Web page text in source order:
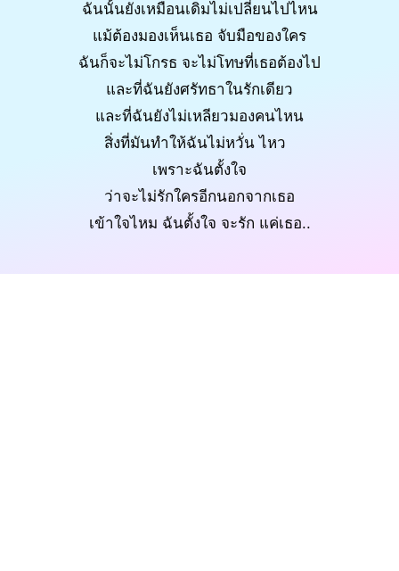
ฉันนั้นยังเหมือนเดิมไม่เปลี่ยนไปไหน
แม้ต้องมองเห็นเธอ จับมือของใคร
ฉันก็จะไม่โกรธ จะไม่โทษที่เธอต้องไป
และที่ฉันยังศรัทธาในรักเดียว
และที่ฉันยังไม่เหลียวมองคนไหน
สิ่งที่มันทำให้ฉันไม่หวั่น ไหว
เพราะฉันตั้งใจ
ว่าจะไม่รักใครอีกนอกจากเธอ
เข้าใจไหม ฉันตั้งใจ จะรัก แค่เธอ..